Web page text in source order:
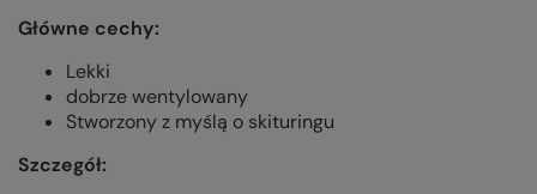
Główne cechy:
Lekki
dobrze wentylowany
Stworzony z myślą o skituringu
Szczegół: